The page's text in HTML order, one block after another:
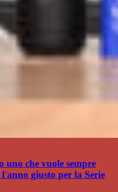
che vuole sempre
l'anno giusto per la Serie